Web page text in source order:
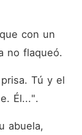
con un
no flaqueó.
Tú y el
Él...".
abuela,